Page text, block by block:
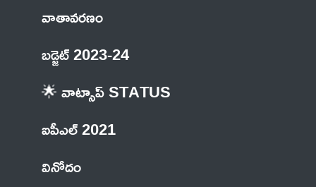
వాతావరణం
బడ్జెట్ 2023-24
🌟 వాట్సాప్ STATUS
ఐపీఎల్ 2021
వినోదం